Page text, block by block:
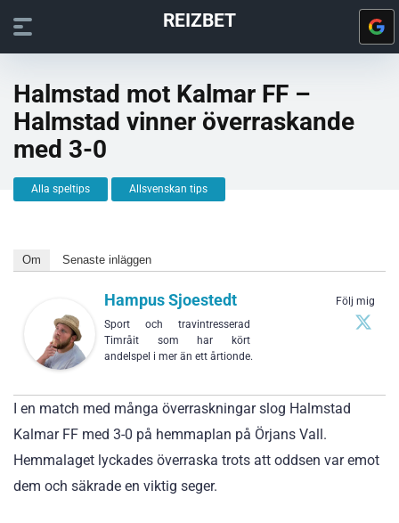
REIZBET
Halmstad mot Kalmar FF –
Halmstad vinner överraskande
med 3-0
Alla speltips Allsvenskan tips
Om Senaste inläggen
Följ mig
Hampus Sjoestedt
Sport och travintresserad
Timråit som har kört
andelspel i mer än ett årtionde.
I en match med många överraskningar slog Halmstad
Kalmar FF med 3-0 på hemmaplan på Örjans Vall.
Hemmalaget lyckades överraska trots att oddsen var emot
dem och säkrade en viktig seger.